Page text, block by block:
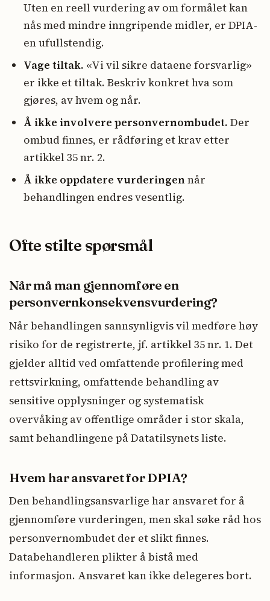
Uten en reell vurdering av om formålet kan
nås med mindre inngripende midler, er DPIA-
en ufullstendig.
Vage tiltak. «Vi vil sikre dataene forsvarlig»
er ikke et tiltak. Beskriv konkret hva som
gjøres, av hvem og når.
Å ikke involvere personvernombudet. Der
ombud finnes, er rådføring et krav etter
artikkel 35 nr. 2.
Å ikke oppdatere vurderingennår
behandlingen endres vesentlig.
Ofte stilte spørsmål
Når må man gjennomføre en
personvernkonsekvensvurdering?
Når behandlingen sannsynligvis vil medføre høy
risiko for de registrerte, jf. artikkel 35 nr. 1. Det
gjelder alltid ved omfattende profilering med
rettsvirkning, omfattende behandling av
sensitive opplysninger og systematisk
overvåking av offentlige områder i stor skala,
samt behandlingene på Datatilsynets liste.
Hvem har ansvaret for DPIA?
Den behandlingsansvarlige har ansvaret for å
gjennomføre vurderingen, men skal søke råd hos
personvernombudet der et slikt finnes.
Databehandleren plikter å bistå med
informasjon. Ansvaret kan ikke delegeres bort.